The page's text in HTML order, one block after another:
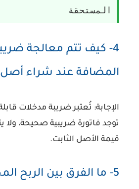
المستحقة
4- كيف تتم معالجة
المضافة عند شراء أصل
الإجابة: تُعتبر ضريبة مدخلات
توجد فاتورة ضريبية صحيحة، ولا
قيمة الأصل الثابت.
5- ما الفرق بين الربح